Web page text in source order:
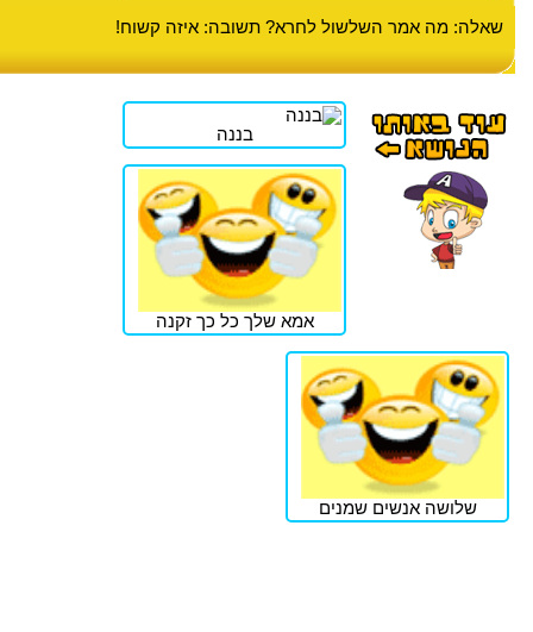
שאלה: מה אמר השלשול לחרא? תשובה: איזה קשוח!
בננה
אמא שלך כל כך זקנה
שלושה אנשים שמנים